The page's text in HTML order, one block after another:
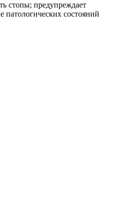
стопы; предупреждает
патологических состояний